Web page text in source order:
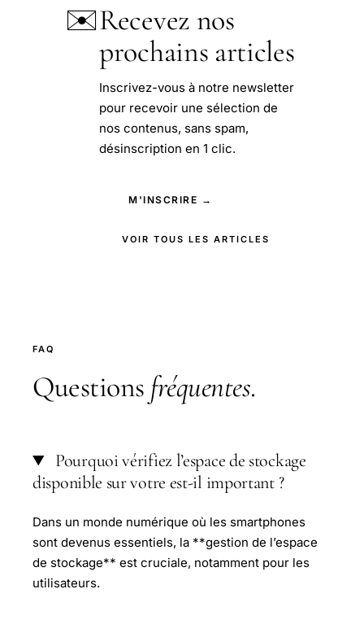
✉️Recevez nos
prochains articles
Inscrivez-vous à notre newsletter
pour recevoir une sélection de
nos contenus, sans spam,
désinscription en 1 clic.
M'INSCRIRE →
VOIR TOUS LES ARTICLES
FAQ
Questions fréquentes.
Pourquoi vérifiez l’espace de stockage
disponible sur votre est-il important ?
Dans un monde numérique où les smartphones
sont devenus essentiels, la **gestion de l’espace
de stockage** est cruciale, notamment pour les
utilisateurs.